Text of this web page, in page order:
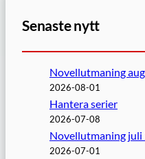
Senaste nytt
Novellutmaning
2026-08-01
Hantera serier
2026-07-08
Novellutmaning juli
2026-07-01